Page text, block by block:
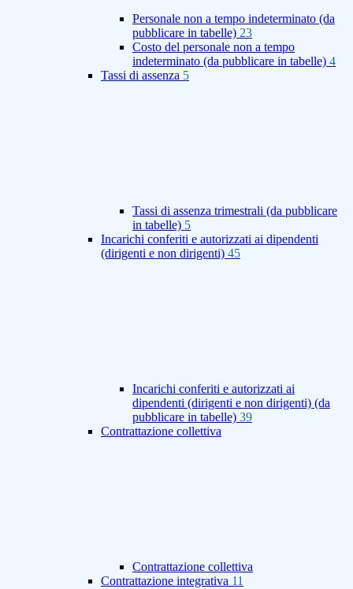
Personale non a tempo indeterminato (da
pubblicare in tabelle) 23
Costo del personale non a tempo
indeterminato (da pubblicare in tabelle) 4
Tassi di assenza 5
Tassi di assenza trimestrali (da pubblicare
in tabelle) 5
Incarichi conferiti e autorizzati ai dipendenti
(dirigenti e non dirigenti) 45
Incarichi conferiti e autorizzati ai
dipendenti (dirigenti e non dirigenti) (da
pubblicare in tabelle) 39
Contrattazione collettiva
Contrattazione collettiva
Contrattazione integrativa 11